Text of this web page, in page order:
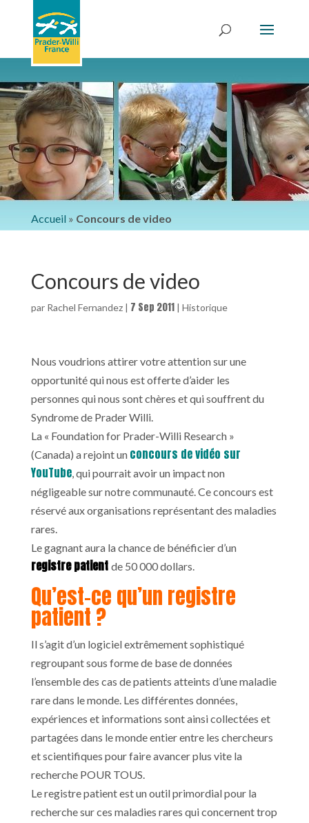
Accueil » Concours de video
Concours de video
par Rachel Fernandez| 7 Sep 2011 | Historique
Nous voudrions attirer votre attention sur une
opportunité qui nous est offerte d’aider les
personnes qui nous sont chères et qui souffrent du
Syndrome de Prader Willi.
La « Foundation for Prader-Willi Research »
(Canada) a rejoint un concours de vidéo sur
YouTube, qui pourrait avoir un impact non
négligeable sur notre communauté. Ce concours est
réservé aux organisations représentant des maladies
rares.
Le gagnant aura la chance de bénéficier d’un
registre patient de 50 000 dollars.
Qu’est-ce qu’un registre
patient ?
Il s’agit d’un logiciel extrêmement sophistiqué
regroupant sous forme de base de données
l’ensemble des cas de patients atteints d’une maladie
rare dans le monde. Les différentes données,
expériences et informations sont ainsi collectées et
partagées dans le monde entier entre les chercheurs
et scientifiques pour faire avancer plus vite la
recherche POUR TOUS.
Le registre patient est un outil primordial pour la
recherche sur ces maladies rares qui concernent trop